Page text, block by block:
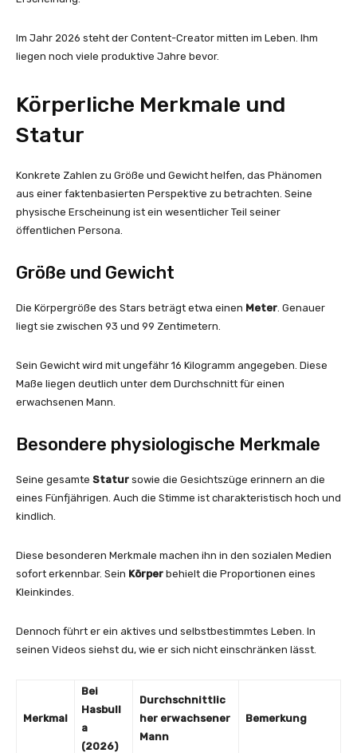
Im Jahr 2026 steht der Content-Creator mitten im Leben. Ihm
liegen noch viele produktive Jahre bevor.
Körperliche Merkmale und
Statur
Konkrete Zahlen zu Größe und Gewicht helfen, das Phänomen
aus einer faktenbasierten Perspektive zu betrachten. Seine
physische Erscheinung ist ein wesentlicher Teil seiner
öffentlichen Persona.
Größe und Gewicht
Die Körpergröße des Stars beträgt etwa einen Meter. Genauer
liegt sie zwischen 93 und 99 Zentimetern.
Sein Gewicht wird mit ungefähr 16 Kilogramm angegeben. Diese
Maße liegen deutlich unter dem Durchschnitt für einen
erwachsenen Mann.
Besondere physiologische Merkmale
Seine gesamte Statur sowie die Gesichtszüge erinnern an die
eines Fünfjährigen. Auch die Stimme ist charakteristisch hoch und
kindlich.
Diese besonderen Merkmale machen ihn in den sozialen Medien
sofort erkennbar. Sein Körper behielt die Proportionen eines
Kleinkindes.
Dennoch führt er ein aktives und selbstbestimmtes Leben. In
seinen Videos siehst du, wie er sich nicht einschränken lässt.
Merkmal
Bei
Hasbull
a
(2026)
Durchschnittlic
her erwachsener
Mann
Bemerkung